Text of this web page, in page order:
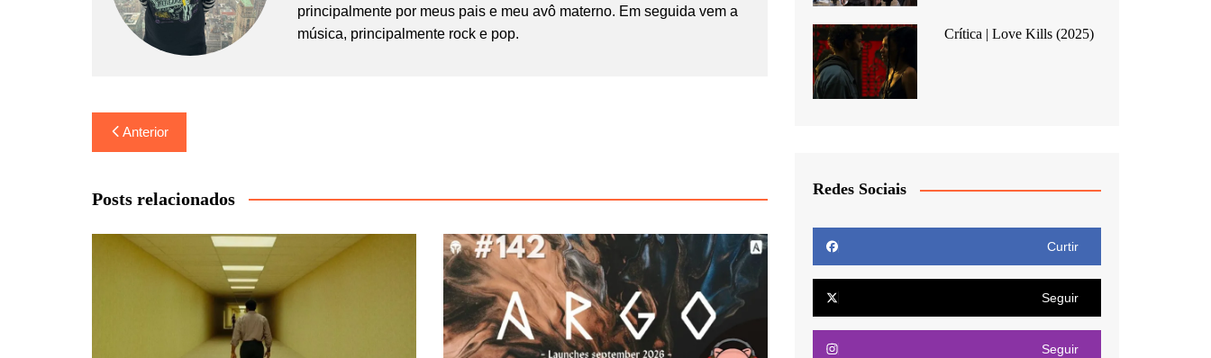
principalmente por meus pais e meu avô materno. Em seguida vem a
música, principalmente rock e pop.
Navegação
de
Post
Anterior
Posts relacionados
Crítica | Love Kills (2025)
Redes Sociais
Curtir
Seguir
Seguir